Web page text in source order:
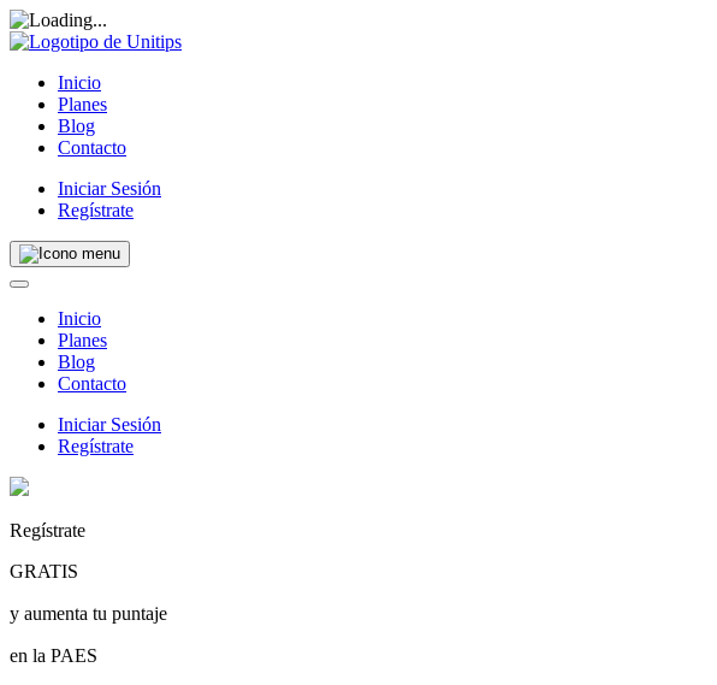
Inicio
Planes
Blog
Contacto
Iniciar Sesión
Regístrate
Inicio
Planes
Blog
Contacto
Iniciar Sesión
Regístrate
Regístrate
GRATIS
y aumenta tu puntaje
en la PAES